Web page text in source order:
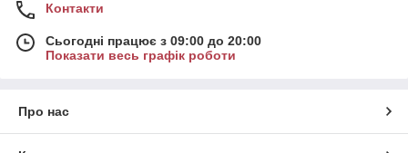
Контакти
Сьогодні працює з 09:00 до 20:00
Показати весь графік роботи
Про нас